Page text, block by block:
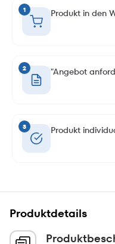
1 Produkt in den
2 "Angebot
3 Produkt
Produktdetails